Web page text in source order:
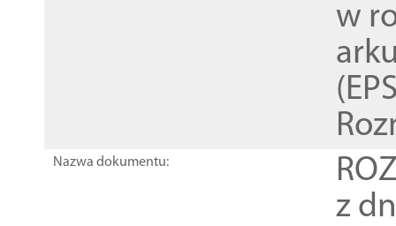
w
Nazwa dokumentu:
z